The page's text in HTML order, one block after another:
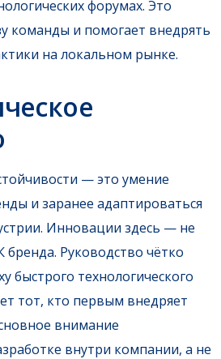
форумах. Это
команды и помогает внедрять
на локальном рынке.
— это умение
и заранее адаптироваться
Инновации здесь — не
бренда. Руководство чётко
быстрого технологического
тот, кто первым внедряет
внимание
внутри компании, а не